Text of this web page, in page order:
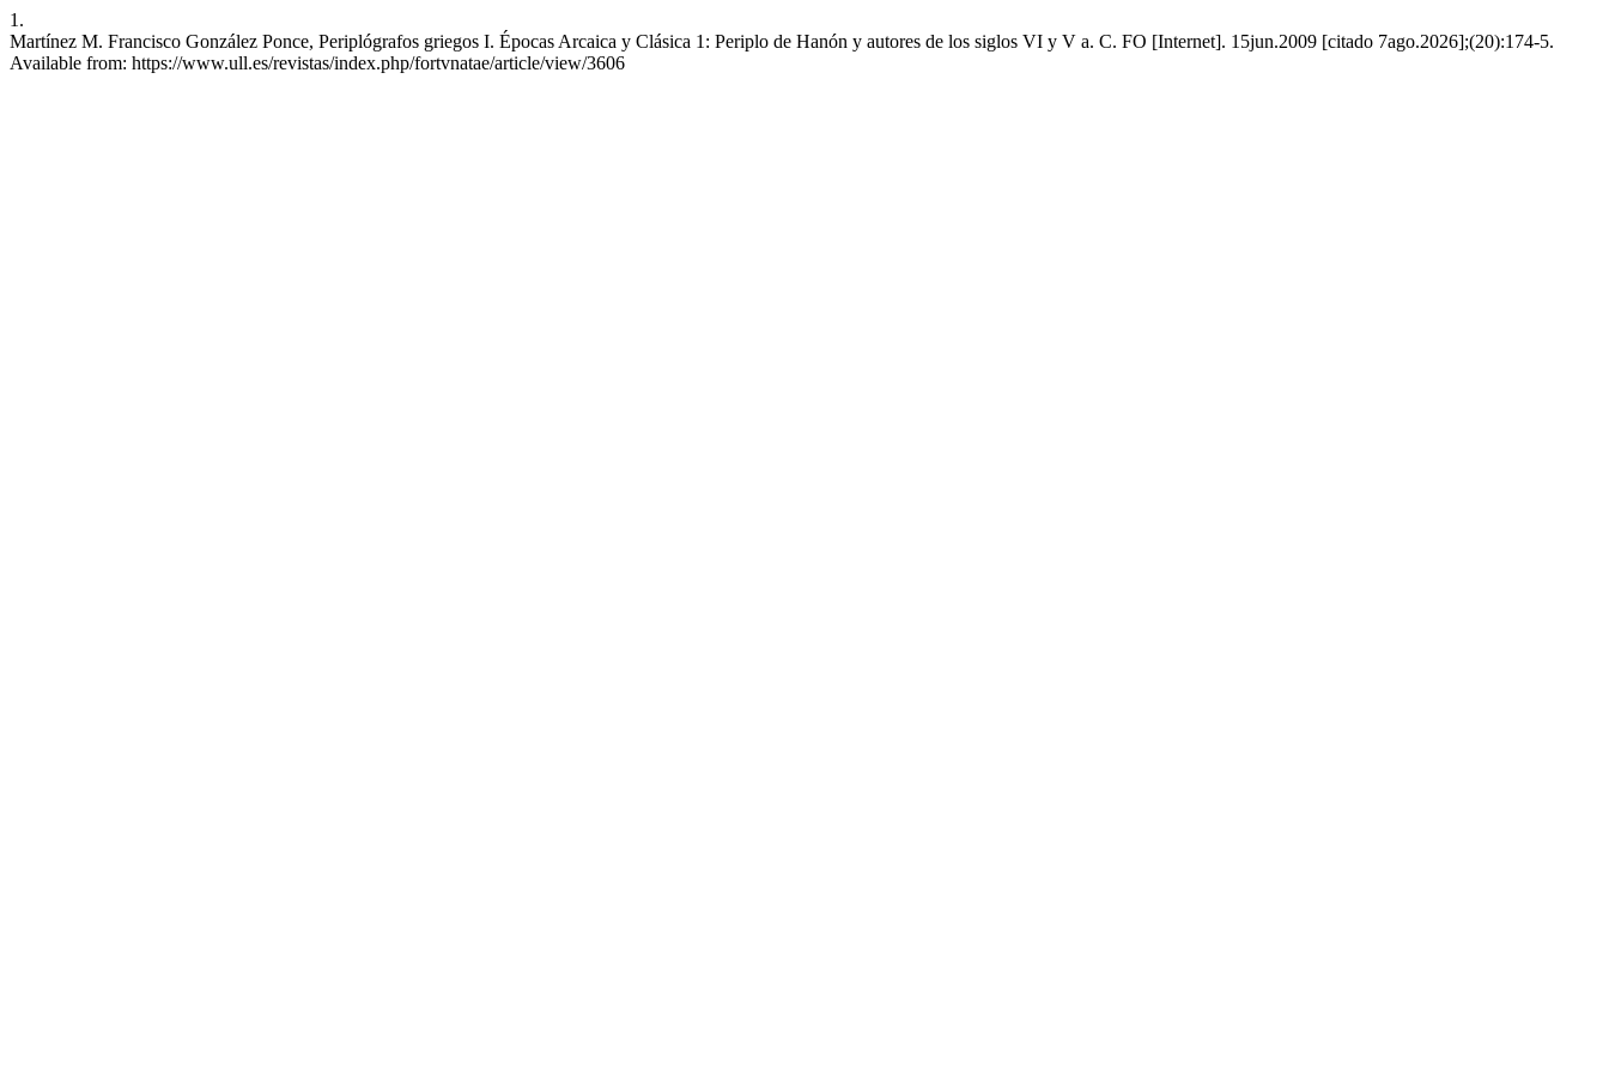
1.
Martínez M. Francisco González Ponce, Periplógrafos griegos I. Épocas Arcaica y Clásica 1: Periplo de Hanón y autores de los siglos VI y V a. C. FO [Internet]. 15jun.2009 [citado 7ago.2026];(20):174-5.
Available from: https://www.ull.es/revistas/index.php/fortvnatae/article/view/3606